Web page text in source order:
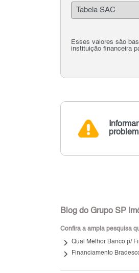
Esses valores são
instituição financeira
Blog do Grupo SP
Confira a ampla pesquisa
keyboard_arrow_right Qual Melhor Banco p/
keyboard_arrow_right Financiamento